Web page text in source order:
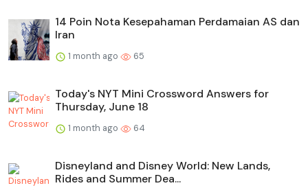
14 Poin Nota Kesepahaman Perdamaian AS dan
Iran
1 month ago 65
Today's NYT Mini Crossword Answers for
Thursday, June 18
1 month ago 64
Disneyland and Disney World: New Lands,
Rides and Summer Dea...